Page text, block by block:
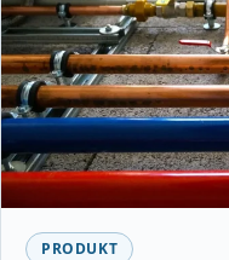
PRODUKT